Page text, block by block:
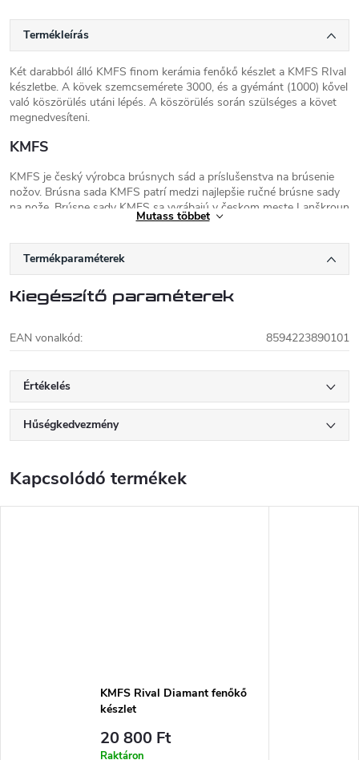
Termékleírás
Két darabból álló KMFS finom kerámia fenőkő készlet a KMFS RIval
készletbe. A kövek szemcsemérete 3000, és a gyémánt (1000) kővel
való köszörülés utáni lépés. A köszörülés során szülséges a követ
megnedvesíteni.
KMFS
KMFS je český výrobca brúsnych sád a príslušenstva na brúsenie
nožov. Brúsna sada KMFS patrí medzi najlepšie ručné brúsne sady
na nože. Brúsne sady KMFS sa vyrábajú v českom meste Lanškroun
a výroba prebieha na moderných CNC strojoch.
Mutass többet
Termékparaméterek
Kiegészítő paraméterek
EAN vonalkód: 8594223890101
Értékelés
Hűségkedvezmény
Kapcsolódó termékek
KMFS Rival Diamant fenőkő
készlet
20 800 Ft
Raktáron